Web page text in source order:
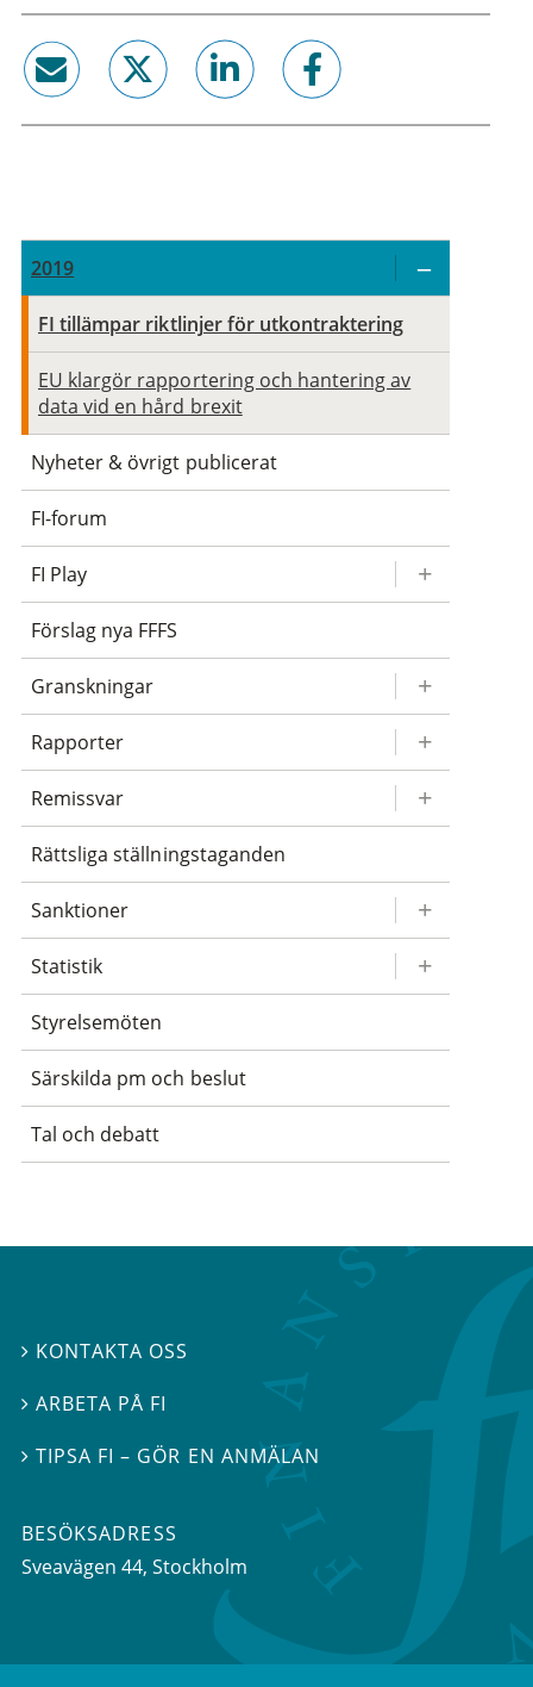
2019
FI tillämpar riktlinjer för utkontraktering
EU klargör rapportering och hantering av
data vid en hård brexit
Nyheter & övrigt publicerat
FI-forum
FI Play
Förslag nya FFFS
Granskningar
Rapporter
Remissvar
Rättsliga ställningstaganden
Sanktioner
Statistik
Styrelsemöten
Särskilda pm och beslut
Tal och debatt
 KONTAKTA OSS
 ARBETA PÅ FI
TIPSA FI – GÖR EN ANMÄLAN
BESÖKSADRESS
Sveavägen 44, Stockholm